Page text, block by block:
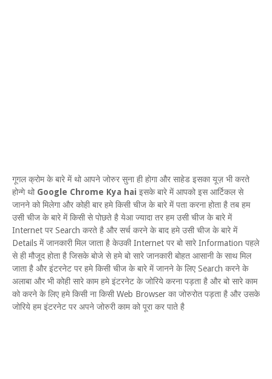
गूगल क्रोम के बारे में थो आपने जोरुर सुना ही होगा और साहेड इसका यूज़ भी करते
होन्गे थो Google Chrome Kya hai इसके बारे में आपको इस आर्टिकल से
जानने को मिलेगा और कोही बार हमे किसी चीज के बारे में पता करना होता है तब हम
उसी चीज के बारे में किसी से पोछते है येआ ज्यादा तर हम उसी चीज के बारे में
Internet पर Search करते है और सर्च करने के बाद हमे उसी चीज के बारे में
Details में जानकारी मिल जाता है केउकी Internet पर बो सारे Information पहले
से ही मौजूद होता है जिसके बोजे से हमे बो सारे जानकारी बोहत आसानी के साथ मिल
जाता है और इंटरनेट पर हमे किसी चीज के बारे में जानने के लिए Search करने के
अलाबा और भी कोही सारे काम हमे इंटरनेट के जोरिये करना पड़ता है और बो सारे काम
को करने के लिए हमे किसी ना किसी Web Browser का जोरुरोत पड़ता है और उसके
जोरिये हम इंटरनेट पर अपने जोरुरी काम को पूरा कर पाते है